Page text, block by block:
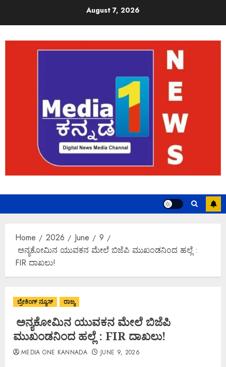
August 7, 2026
Home 2026 June
9
ಅನ್ಯಕೋಮಿನ ಯುವಕನ ಮೇಲೆ ಬಿಜೆಪಿ ಮುಖಂಡನಿಂದ ಹಲ್ಲೆ :
FIR ದಾಖಲು!
ಬ್ರೇಕಿಂಗ್ ನ್ಯೂಸ್ ರಾಜ್ಯ
ಅನ್ಯಕೋಮಿನ ಯುವಕನ ಮೇಲೆ ಬಿಜೆಪಿ
ಮುಖಂಡನಿಂದ ಹಲ್ಲೆ : FIR ದಾಖಲು!
MEDIA ONE KANNADA JUNE 9, 2026